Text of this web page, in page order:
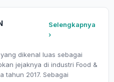
Selengkapnya
›
yang dikenal luas sebagai
jejaknya di industri Food &
tahun 2017. Sebagai